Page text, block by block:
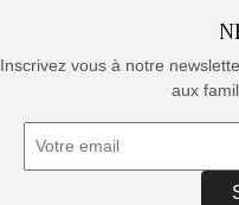
Inscrivez vous à notre
aux